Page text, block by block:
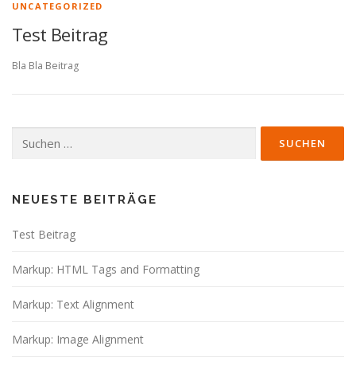
UNCATEGORIZED
Test Beitrag
Bla Bla Beitrag
nach:
NEUESTE BEITRÄGE
Test Beitrag
Markup: HTML Tags and Formatting
Markup: Text Alignment
Markup: Image Alignment